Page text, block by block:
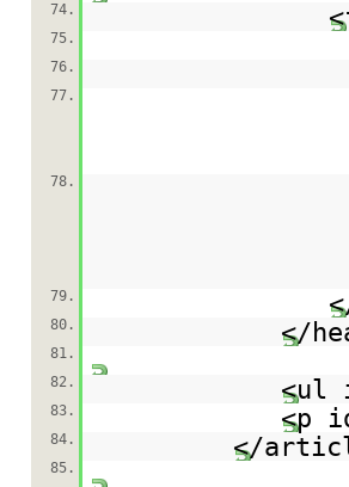
74.
75.
76.
77.
78.
79.
80. </
81.
82.
<ul
83. <p
84. </
85.